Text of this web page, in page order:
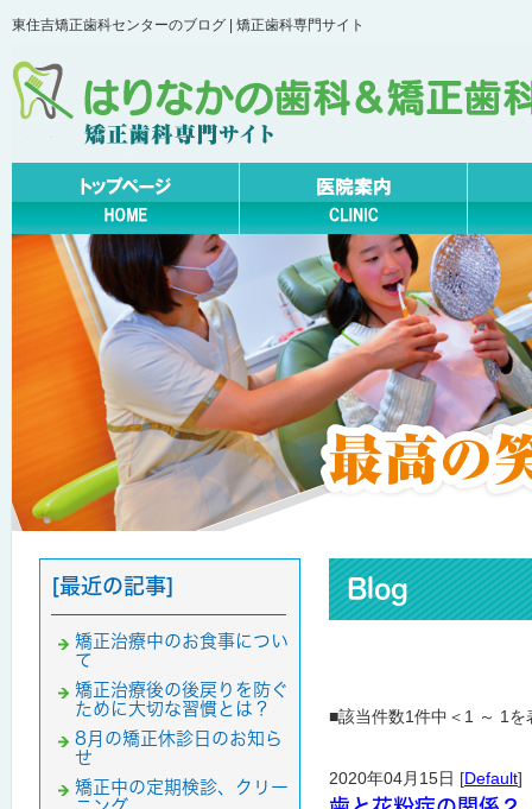
東住吉矯正歯科センターのブログ | 矯正歯科専門サイト
Blog
■該当件数1件中＜1 ～ 1を
2020年04月15日 [Default]
[最近の記事]
矯正治療中のお食事につい
て
矯正治療後の後戻りを防ぐ
ために大切な習慣とは？
8月の矯正休診日のお知ら
せ
矯正中の定期検診、クリー